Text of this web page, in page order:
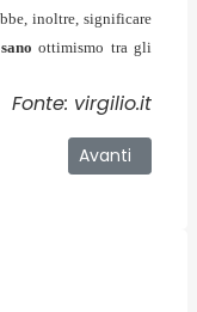
inoltre, significare
sano ottimismo tra gli
Fonte: virgilio.it
Articolo
Avanti